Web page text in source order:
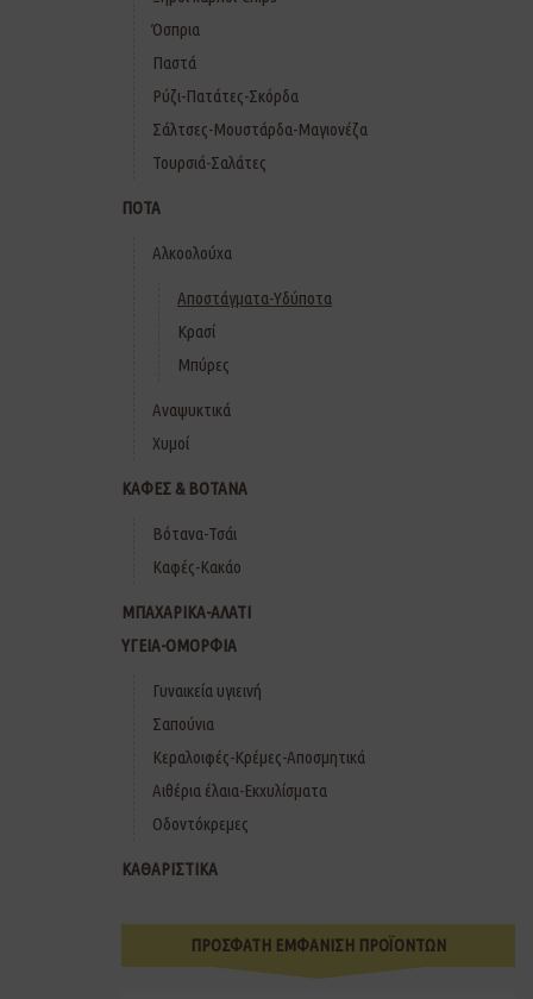
Όσπρια
Παστά
Ρύζι-Πατάτες-Σκόρδα
Σάλτσες-Μουστάρδα-Μαγιονέζα
Τουρσιά-Σαλάτες
ΠΟΤΑ
Αλκοολούχα
Αποστάγματα-Υδύποτα
Κρασί
Μπύρες
Αναψυκτικά
Χυμοί
ΚΑΦΕΣ & ΒΟΤΑΝΑ
Βότανα-Τσάι
Καφές-Κακάο
ΜΠΑΧΑΡΙΚΑ-ΑΛΑΤΙ
ΥΓΕΙΑ-ΟΜΟΡΦΙΑ
Γυναικεία υγιεινή
Σαπούνια
Κεραλοιφές-Κρέμες-Αποσμητικά
Αιθέρια έλαια-Εκχυλίσματα
Οδοντόκρεμες
ΚΑΘΑΡΙΣΤΙΚΑ
ΠΡΟΣΦΑΤΗ ΕΜΦΑΝΙΣΗ ΠΡΟΪΟΝΤΩΝ